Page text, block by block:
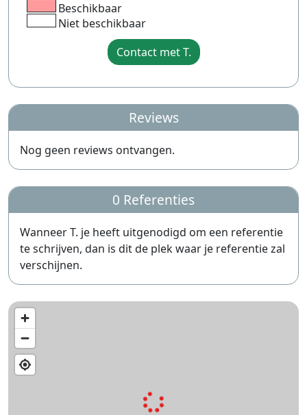
Beschikbaar
Niet beschikbaar
Contact met T.
Reviews
Nog geen reviews ontvangen.
0 Referenties
Wanneer T. je heeft uitgenodigd om een referentie
te schrijven, dan is dit de plek waar je referentie zal
verschijnen.